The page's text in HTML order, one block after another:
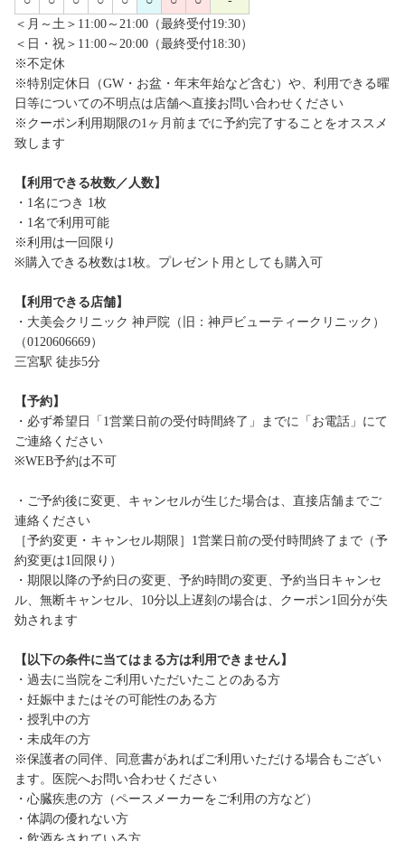
＜月～土＞11:00～21:00（最終受付19:30）
＜日・祝＞11:00～20:00（最終受付18:30）
※不定休
※特別定休日（GW・お盆・年末年始など含む）や、利用できる曜
日等についての不明点は店舗へ直接お問い合わせください
※クーポン利用期限の1ヶ月前までに予約完了することをオススメ
致します
【利用できる枚数／人数】
・1名につき 1枚
・1名で利用可能
※利用は一回限り
※購入できる枚数は1枚。プレゼント用としても購入可
【利用できる店舗】
・大美会クリニック 神戸院（旧：神戸ビューティークリニック）
（0120606669）
三宮駅 徒歩5分
【予約】
・必ず希望日「1営業日前の受付時間終了」までに「お電話」にて
ご連絡ください
※WEB予約は不可
・ご予約後に変更、キャンセルが生じた場合は、直接店舗までご
連絡ください
［予約変更・キャンセル期限］1営業日前の受付時間終了まで（予
約変更は1回限り）
・期限以降の予約日の変更、予約時間の変更、予約当日キャンセ
ル、無断キャンセル、10分以上遅刻の場合は、クーポン1回分が失
効されます
【以下の条件に当てはまる方は利用できません】
・過去に当院をご利用いただいたことのある方
・妊娠中またはその可能性のある方
・授乳中の方
・未成年の方
※保護者の同伴、同意書があればご利用いただける場合もござい
ます。医院へお問い合わせください
・心臓疾患の方（ペースメーカーをご利用の方など）
・体調の優れない方